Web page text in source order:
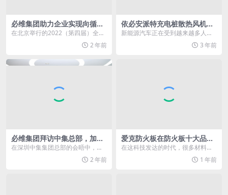
必维集团助力企业实现向循环
经济的转型
在北京举行的2022（第四届）全球
生物质能创新发展高峰论坛，由一
2 年前
依必安派特充电桩散热风机解
决充电难的问题
新能源汽车正在受到越来越多人的
追捧，但随着需求的增长，在一些
3 年前
必维集团拜访中集总部，加深
合作同谋发展
在深圳中集集团总部的会晤中，第
三方测试、检验、认证机构必维集
2 年前
爱克防火板在防火板十大品牌
中排第几?
在这科技发达的时代，很多材料都
考虑到了要功能齐全，就像是爱克
1 年前